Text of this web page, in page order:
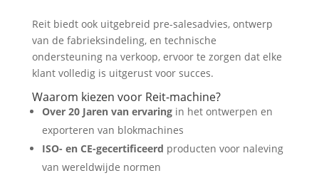
Reit biedt ook uitgebreid pre-salesadvies, ontwerp
van de fabrieksindeling, en technische
ondersteuning na verkoop, ervoor te zorgen dat elke
klant volledig is uitgerust voor succes.
Waarom kiezen voor Reit-machine?
Over 20 Jaren van ervaringin het ontwerpen en
exporteren van blokmachines
ISO- en CE-gecertificeerd producten voor naleving
van wereldwijde normen